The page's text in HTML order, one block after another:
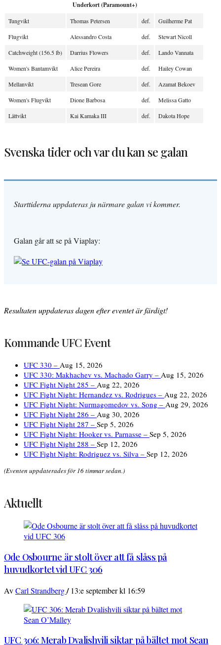
Underkort (Paramount+)
Tungvikt Thomas Petersen def.
Guilherme Pat
Flugvikt
Alessandro Costa def.
Stewart Nicoll
Catchweight (156.5 lb)
Darrius Flowers def.
Lando Vannata
Women's Bantamvikt
Alice Pereira def.
Hailey Cowan
Mellanvikt
Tresean Gore def.
Azamat Bekoev
Women's Flugvikt
Dione Barbosa def.
Melissa Gatto
Lättvikt
Kai Kamaka III def. Dakota Hope
Svenska tider och var du kan se galan
Starttiderna uppdateras ju närmare galan vi kommer.
Galan går att se på Viaplay:
Resultaten uppdateras dagen efter eventet är färdigt!
Kommande UFC Event
UFC 330 – Aug 15, 2026
UFC 330: Makhachev vs. Machado Garry – Aug 15, 2026
UFC Fight Night 285 – Aug 22, 2026
UFC Fight Night: Hernandez vs. Rodrigues – Aug 22, 2026
UFC Fight Night: Nurmagomedov vs. Song – Aug 29, 2026
UFC Fight Night 286 – Aug 30, 2026
UFC Fight Night 287 – Sep 5, 2026
UFC Fight Night: Hooker vs. Parnasse – Sep 5, 2026
UFC Fight Night 288 – Sep 12, 2026
UFC Fight Night: Rodriguez vs. Silva – Sep 12, 2026
(Eventen uppdaterades för 16 timmar sedan.)
Aktuellt
Ode Osbourne är stolt över att få slåss på
huvudkortet vid UFC 306
AvCarl Strandberg/ 13:e september kl 16:59
UFC 306: Merab Dvalishvili siktar på bältet mot Sean